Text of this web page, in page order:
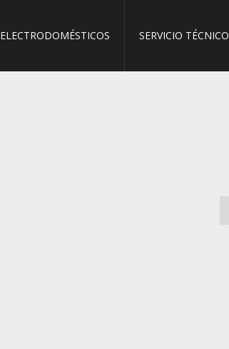
ELECTRODOMÉSTICOS SERVICIO TÉCNICO